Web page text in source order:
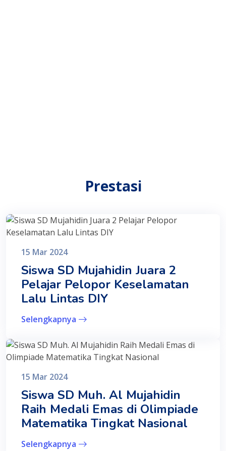
Prestasi
15 Mar 2024
Siswa SD Mujahidin Juara 2
Pelajar Pelopor Keselamatan
Lalu Lintas DIY
Selengkapnya
15 Mar 2024
Siswa SD Muh. Al Mujahidin
Raih Medali Emas di Olimpiade
Matematika Tingkat Nasional
Selengkapnya